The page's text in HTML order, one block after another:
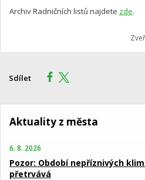
Archiv Radničních listů najdete zde.
Sdílet
Aktuality z města
6. 8. 2026
Pozor: Období nepříznivých
přetrvává